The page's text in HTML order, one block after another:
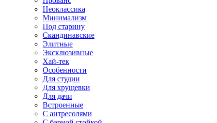
Неоклассика
Минимализм
Под старину
Скандинавские
Элитные
Эксклюзивные
Хай-тек
Особенности
Для студии
Для хрущевки
Для дачи
Встроенные
С антресолями